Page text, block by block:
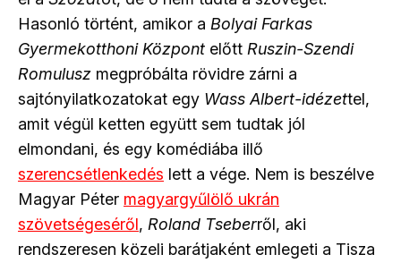
Hasonló történt, amikor a Bolyai Farkas
Gyermekotthoni Központ előtt Ruszin-Szendi
Romulusz megpróbálta rövidre zárni a
sajtónyilatkozatokat egy Wass Albert-idézettel,
amit végül ketten együtt sem tudtak jól
elmondani, és egy komédiába illő
szerencsétlenkedés lett a vége. Nem is beszélve
Magyar Péter magyargyűlölő ukrán
szövetségeséről, Roland Tseberről, aki
rendszeresen közeli barátjaként emlegeti a Tisza